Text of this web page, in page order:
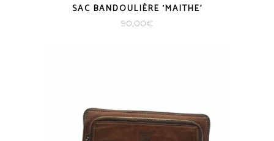
SAC BANDOULIÈRE ‘MAITHE’
90,00€